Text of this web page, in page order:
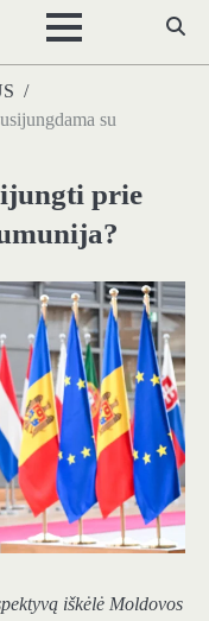
su
prie
iškėlė Moldovos